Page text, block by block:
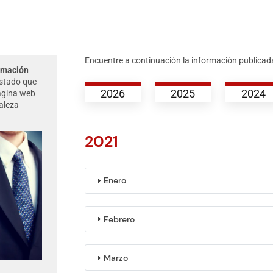
que
web
Encuentre a continuación la información
2026 2025 2024
2021
Enero
Febrero
Marzo